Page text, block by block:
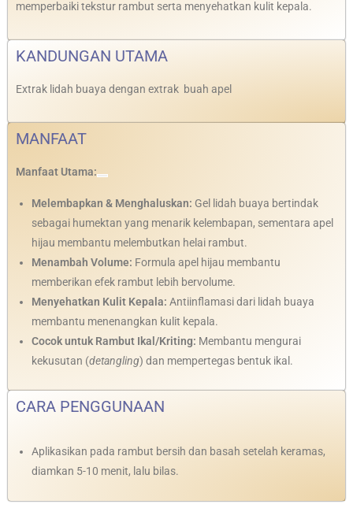
memperbaiki tekstur rambut serta menyehatkan kulit kepala.
KANDUNGAN UTAMA
Extrak lidah buaya dengan extrak buah apel
MANFAAT
Manfaat Utama:
Melembapkan & Menghaluskan: Gel lidah buaya bertindak
sebagai humektan yang menarik kelembapan, sementara apel
hijau membantu melembutkan helai rambut.
Menambah Volume: Formula apel hijau membantu
memberikan efek rambut lebih bervolume.
Menyehatkan Kulit Kepala: Antiinflamasi dari lidah buaya
membantu menenangkan kulit kepala.
Cocok untuk Rambut Ikal/Kriting: Membantu mengurai
kekusutan (detangling) dan mempertegas bentuk ikal.
CARA PENGGUNAAN
Aplikasikan pada rambut bersih dan basah setelah keramas,
diamkan 5-10 menit, lalu bilas.